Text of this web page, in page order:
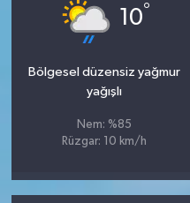
10°
Bölgesel düzensiz yağmur
yağışlı
Nem: %85
Rüzgar: 10 km/h